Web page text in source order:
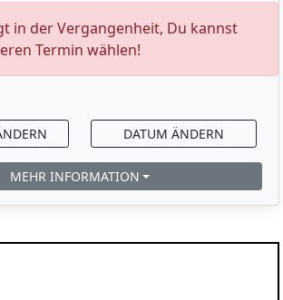
in der Vergangenheit, Du kannst
Termin wählen!
DATUM ÄNDERN
MEHR INFORMATION